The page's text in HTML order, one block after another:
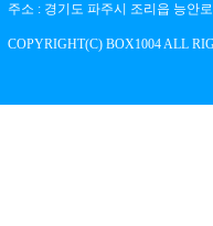
주소 : 경기도 파주시 조리읍 능안
COPYRIGHT(C) BOX1004 ALL